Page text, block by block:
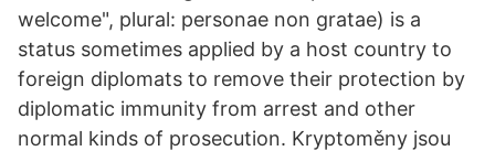
welcome", plural: personae non gratae) is a
status sometimes applied by a host country to
foreign diplomats to remove their protection by
diplomatic immunity from arrest and other
normal kinds of prosecution. Kryptoměny jsou